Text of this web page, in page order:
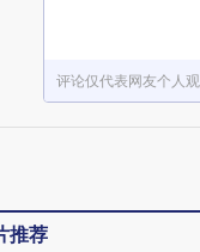
评论仅代表网友个人
推荐